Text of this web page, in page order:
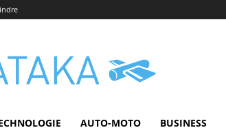
AUTO-MOTO BUSINESS